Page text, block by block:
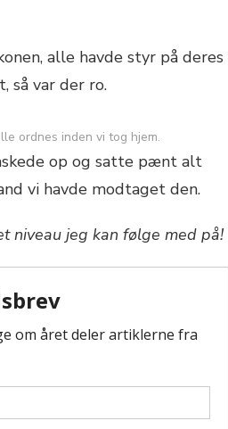
alle havde styr på deres
så var der ro.
ordnes inden vi tog hjem.
op og satte pænt alt
vi havde modtaget den.
niveau jeg kan følge med på!